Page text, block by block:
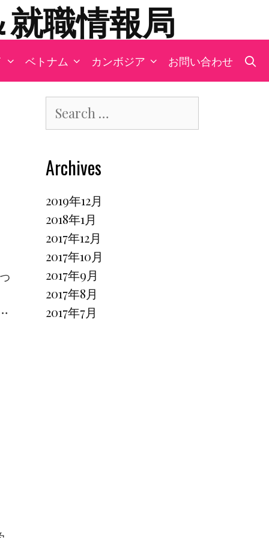
職情報局
ベトナム カンボジア お問い合わせ
c
f
o
r
:
Archives
2019年12月
2018年1月
2017年12月
2017年10月
2017年9月
2017年8月
2017年7月